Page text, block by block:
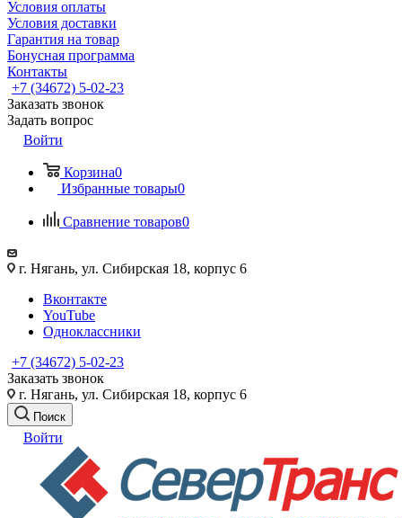
Условия оплаты
Условия доставки
Гарантия на товар
Бонусная программа
Контакты
+7 (34672) 5-02-23
Заказать звонок
Задать вопрос
Войти
Корзина0
Избранные товары0
Сравнение товаров0
г. Нягань, ул. Сибирская 18, корпус 6
Вконтакте
YouTube
Одноклассники
+7 (34672) 5-02-23
Заказать звонок
г. Нягань, ул. Сибирская 18, корпус 6
Поиск
Войти